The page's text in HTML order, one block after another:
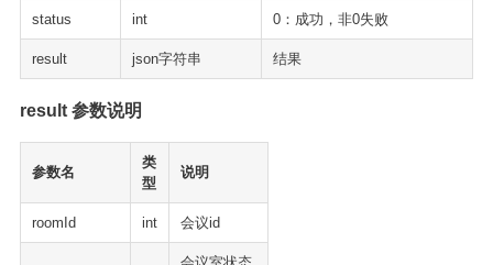
status int 0：成功，非0失败
result json字符串 结果
result 参数说明
参数名
类
型
说明
roomId int 会议id
会议室状态